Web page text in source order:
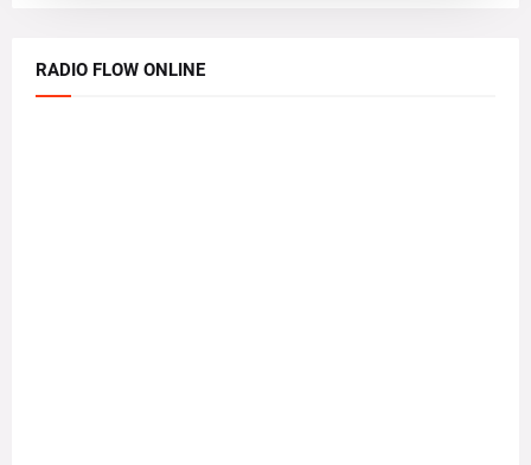
RADIO FLOW ONLINE